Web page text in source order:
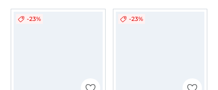
-23% -23%